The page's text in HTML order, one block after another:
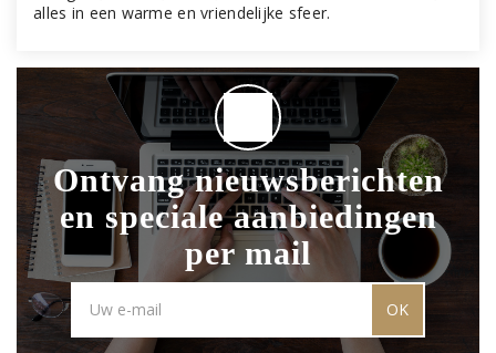
alles in een warme en vriendelijke sfeer.
Ontvang nieuwsberichten
en speciale aanbiedingen
per mail
OK